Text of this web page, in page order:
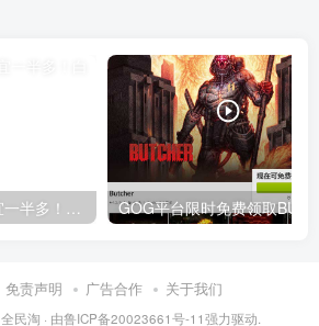
优惠寄快递最高便宜一半多！白鸽惠递
免责声明 广告合作 关于我们
全民淘 · 由鲁ICP备20023661号-11强力驱动.